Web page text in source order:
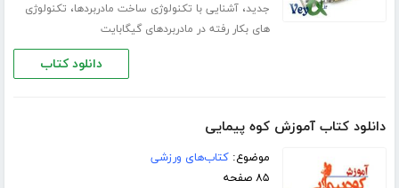
جدید،آشنایی با تکنولوژی ساخت مادربردها، تکنولوژی
های بکار رفته در مادربردهای گیگابایت
دانلود کتاب
دانلود کتاب آموزش کوه پیمایی
موضوع:کتاب‌های ورزشی
۸۵ صفحه